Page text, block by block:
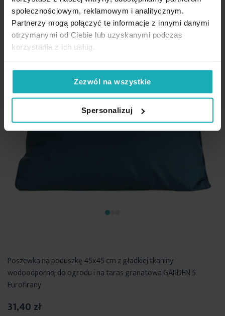
społecznościowym, reklamowym i analitycznym.
Partnerzy mogą połączyć te informacje z innymi danymi
otrzymanymi od Ciebie lub uzyskanymi podczas
korzystania z ich usług.
Zezwól na wszystkie
Spersonalizuj
Poszewka na poduszkę 45x45 cm z gładkiej tkaniny
wodoodpornej do ogrodu i na taras granatowa GARDEN 5
Eurofirany
31,40 zł